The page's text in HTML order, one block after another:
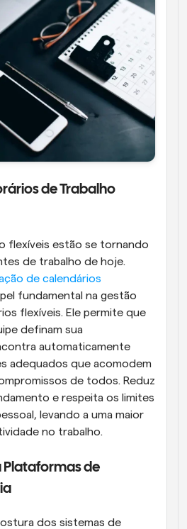
de Trabalho
flexíveis estão se tornando
de calendários
fundamental na gestão
flexíveis. Ele permite que
definam sua
automaticamente
adequados que acomodem
de todos. Reduz
e respeita os limites
levando a uma maior
no trabalho.
Plataformas de
dos sistemas de